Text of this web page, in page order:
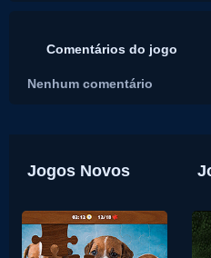
Comentários do jogo
Nenhum comentário
Jogos Novos